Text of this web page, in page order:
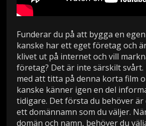
Funderar du på att bygga en
kanske har ett eget företag och
klivet ut på internet och vill
företag? Det är inte särskilt
med att titta på denna korta film
kanske känner igen en del
tidigare. Det första du behöver är
ett domännamn som du väljer.
domän och namn, behöver du